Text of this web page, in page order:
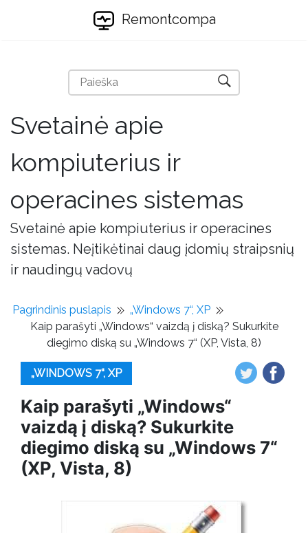
Remontcompa
Svetainė apie
kompiuterius ir
operacines sistemas
Svetainė apie kompiuterius ir operacines
sistemas. Neįtikėtinai daug įdomių straipsnių
ir naudingų vadovų
Pagrindinis puslapis
„Windows 7“, XP
Kaip parašyti „Windows“ vaizdą į diską? Sukurkite
diegimo diską su „Windows 7“ (XP, Vista, 8)
„WINDOWS 7“, XP
Kaip parašyti „Windows“
vaizdą į diską? Sukurkite
diegimo diską su „Windows 7“
(XP, Vista, 8)